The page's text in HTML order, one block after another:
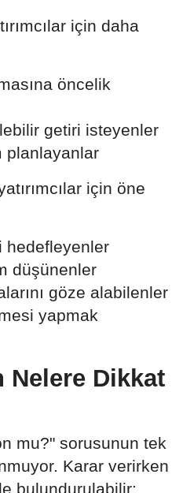
için daha
öncelik
getiri isteyenler
planlayanlar
için öne
hedefleyenler
düşünenler
göze alabilenler
yapmak
Nelere Dikkat
mu?" sorusunun tek
Karar verirken
bulundurulabilir: